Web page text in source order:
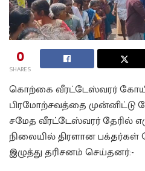
0
SHARES
கொற்கை வீரட்டேஸ்வரர்
பிரமோற்சவத்தை
சமேத வீரட்டேஸ்வரர் தேரில்
நிலையில் திரளான பக்தர்கள்
இழுத்து தரிசனம் செய்தனர்:-